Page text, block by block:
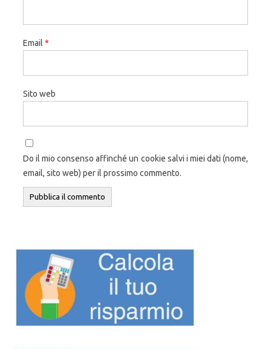
Email *
Sito web
Do il mio consenso affinché un cookie salvi i miei dati (nome,
email, sito web) per il prossimo commento.